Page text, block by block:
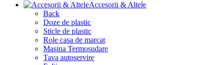
Accesorii & Altele
Back
Doze de plastic
Sticle de plastic
Role casa de marcat
Masina Termosudare
Tava autoservire